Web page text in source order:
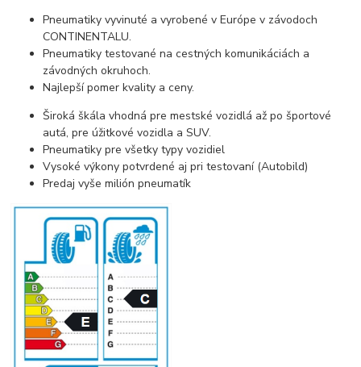
Pneumatiky vyvinuté a vyrobené v Európe v závodoch
CONTINENTALU.
Pneumatiky testované na cestných komunikáciách a
závodných okruhoch.
Najlepší pomer kvality a ceny.
Široká škála vhodná pre mestské vozidlá až po športové
autá, pre úžitkové vozidla a SUV.
Pneumatiky pre všetky typy vozidiel
Vysoké výkony potvrdené aj pri testovaní (Autobild)
Predaj vyše milión pneumatík